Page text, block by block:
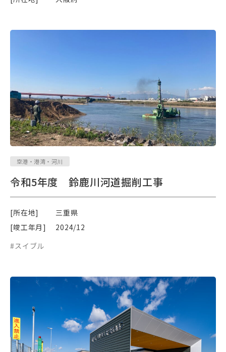
空港・港湾・河川
令和5年度 鈴鹿川河道掘削工事
[所在地]
三重県
[竣工年月]
2024/12
#スイブル